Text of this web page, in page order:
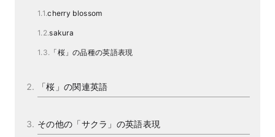
cherry blossom
sakura
「桜」の品種の英語表現
「桜」の関連英語
その他の「サクラ」の英語表現